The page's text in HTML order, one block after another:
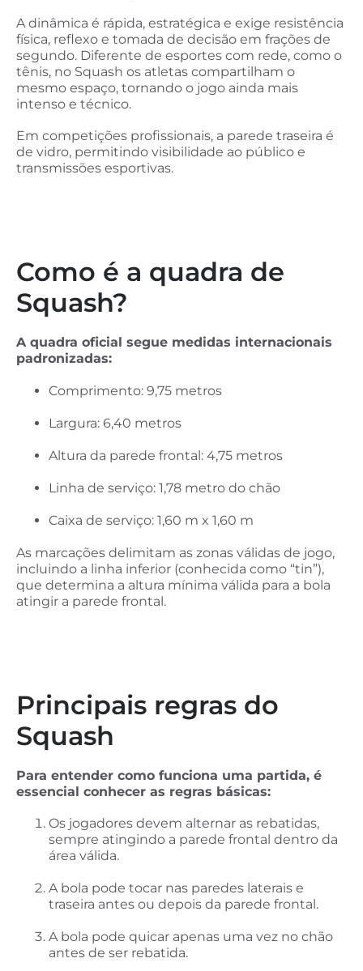
A dinâmica é rápida, estratégica e exige resistência
física, reflexo e tomada de decisão em frações de
segundo. Diferente de esportes com rede, como o
tênis, no Squash os atletas compartilham o
mesmo espaço, tornando o jogo ainda mais
intenso e técnico.
Em competições profissionais, a parede traseira é
de vidro, permitindo visibilidade ao público e
transmissões esportivas.
Como é a quadra de
Squash?
A quadra oficial segue medidas internacionais
padronizadas:
Comprimento: 9,75 metros
Largura: 6,40 metros
Altura da parede frontal: 4,75 metros
Linha de serviço: 1,78 metro do chão
Caixa de serviço: 1,60 m x 1,60 m
As marcações delimitam as zonas válidas de jogo,
incluindo a linha inferior (conhecida como “tin”),
que determina a altura mínima válida para a bola
atingir a parede frontal.
Principais regras do
Squash
Para entender como funciona uma partida, é
essencial conhecer as regras básicas:
Os jogadores devem alternar as rebatidas,
sempre atingindo a parede frontal dentro da
área válida.
A bola pode tocar nas paredes laterais e
traseira antes ou depois da parede frontal.
A bola pode quicar apenas uma vez no chão
antes de ser rebatida.